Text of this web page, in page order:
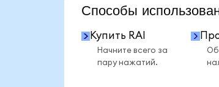
Способы
Купить RAI
Начните всего за
пару нажатий.